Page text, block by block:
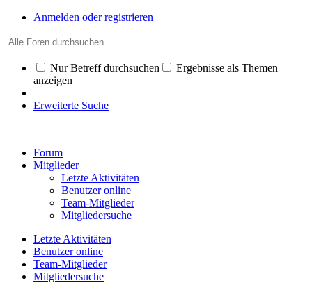
Anmelden oder registrieren
Nur Betreff durchsuchen
Ergebnisse als Themen
anzeigen
Erweiterte Suche
Forum
Mitglieder
Letzte Aktivitäten
Benutzer online
Team-Mitglieder
Mitgliedersuche
Letzte Aktivitäten
Benutzer online
Team-Mitglieder
Mitgliedersuche